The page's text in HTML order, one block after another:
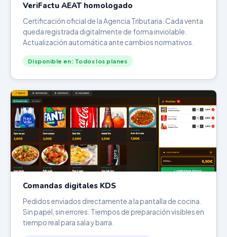
VeriFactu AEAT homologado
Certificación oficial de la Agencia Tributaria. Cada venta
queda registrada digitalmente de forma inviolable.
Actualización automática ante cambios normativos.
Disponible en: Todos los planes
Comandas digitales KDS
Pedidos enviados directamente a la pantalla de cocina.
Sin papel, sin errores. Tiempos de preparación visibles en
tiempo real para sala y barra.